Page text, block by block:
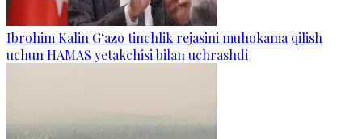
Ibrohim Kalin G‘azo tinchlik rejasini muhokama qilish
uchun HAMAS yetakchisi bilan uchrashdi